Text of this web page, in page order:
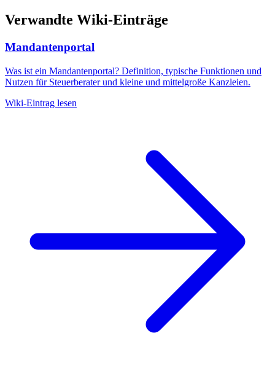
Verwandte Wiki-Einträge
Mandantenportal
Was ist ein Mandantenportal? Definition, typische Funktionen und
Nutzen für Steuerberater und kleine und mittelgroße Kanzleien.
Wiki-Eintrag lesen